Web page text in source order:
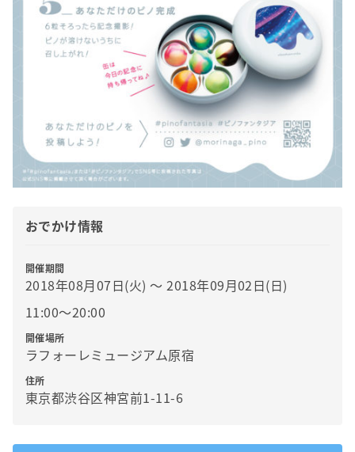
おでかけ情報
開催期間
2018年08月07日(火) 〜 2018年09月02日(日)
11:00〜20:00
開催場所
ラフォーレミュージアム原宿
住所
東京都渋谷区神宮前1-11-6